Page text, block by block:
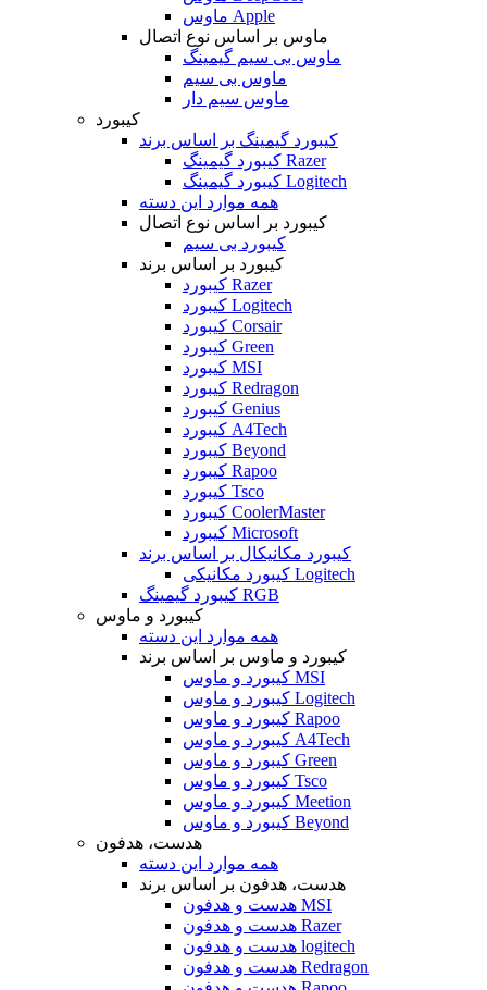
ماوس Apple
ماوس بر اساس نوع اتصال
ماوس بی سیم گیمینگ
ماوس بی سیم
ماوس سیم دار
کیبورد
کیبورد گیمینگ بر اساس برند
کیبورد گیمینگ Razer
کیبورد گیمینگ Logitech
همه موارد این دسته
کیبورد بر اساس نوع اتصال
کیبورد بی سیم
کیبورد بر اساس برند
کیبورد Razer
کیبورد Logitech
کیبورد Corsair
کیبورد Green
کیبورد MSI
کیبورد Redragon
کیبورد Genius
کیبورد A4Tech
کیبورد Beyond
کیبورد Rapoo
کیبورد Tsco
کیبورد CoolerMaster
کیبورد Microsoft
کیبورد مکانیکال بر اساس برند
کیبورد مکانیکی Logitech
کیبورد گیمینگ RGB
کیبورد و ماوس
همه موارد این دسته
کیبورد و ماوس بر اساس برند
کیبورد و ماوس MSI
کیبورد و ماوس Logitech
کیبورد و ماوس Rapoo
کیبورد و ماوس A4Tech
کیبورد و ماوس Green
کیبورد و ماوس Tsco
کیبورد و ماوس Meetion
کیبورد و ماوس Beyond
هدست، هدفون
همه موارد این دسته
هدست، هدفون بر اساس برند
هدست و هدفون MSI
هدست و هدفون Razer
هدست و هدفون logitech
هدست و هدفون Redragon